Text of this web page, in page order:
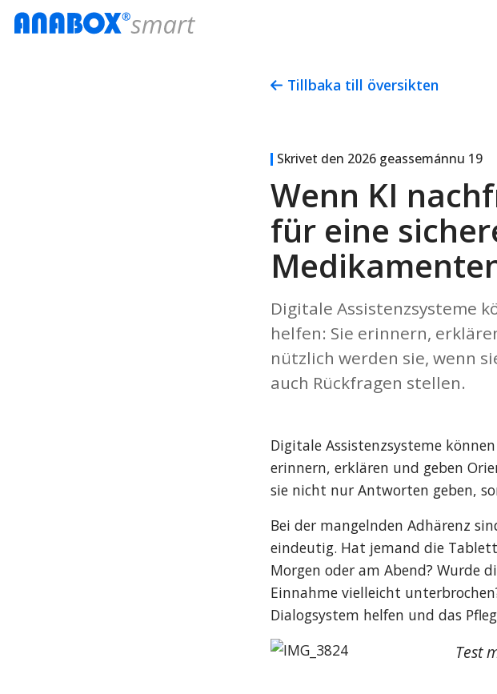
Tillbaka till översikten
Skrivet den 2026 geassemánnu 19
Wenn KI
für eine
Digitale Assistenzsysteme
helfen: Sie erinnern,
nützlich werden sie, wenn
auch Rückfragen stellen.
Digitale Assistenzsysteme
erinnern, erklären und geben
sie nicht nur Antworten geben,
Bei der mangelnden Adhärenz
eindeutig. Hat jemand die
Morgen oder am Abend? Wurde
Einnahme vielleicht
Dialogsystem helfen und das
Test